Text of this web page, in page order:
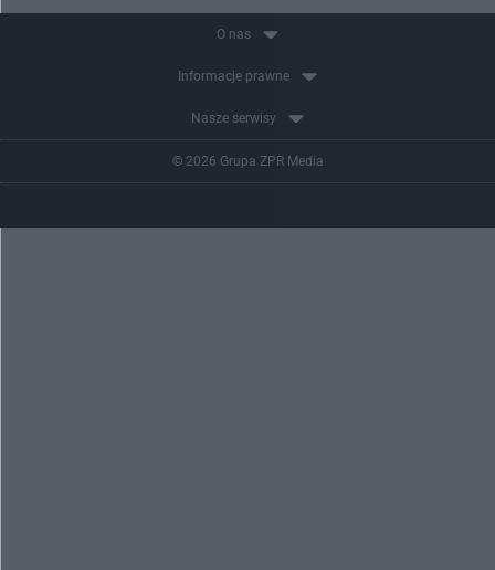
O nas
Informacje prawne
Nasze serwisy
© 2026 Grupa ZPR Media